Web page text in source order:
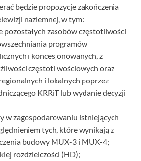
będzie propozycje zakończenia
naziemnej, w tym:
pozostałych zasobów częstotliwości
programów
i koncesjonowanych, z
częstotliwościowych oraz
i lokalnych poprzez
KRRiT lub wydanie decyzji
w zagospodarowaniu istniejących
tych, które wynikają z
budowy MUX-3 i MUX-4;
rozdzielczości (HD);